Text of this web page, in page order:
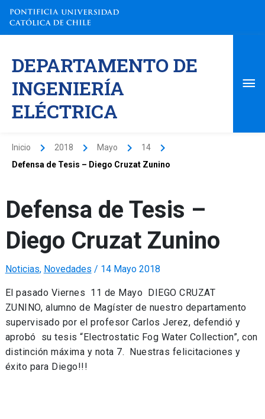
contenido
DEPARTAMENTO DE
INGENIERÍA
ELÉCTRICA
Inicio 2018 Mayo
14
Defensa de Tesis – Diego Cruzat Zunino
Defensa de Tesis –
Diego Cruzat Zunino
Noticias, Novedades / 14 Mayo 2018
El pasado Viernes 11 de Mayo DIEGO CRUZAT
ZUNINO, alumno de Magíster de nuestro departamento
supervisado por el profesor Carlos Jerez, defendió y
aprobó su tesis “Electrostatic Fog Water Collection”, con
distinción máxima y nota 7. Nuestras felicitaciones y
éxito para Diego!!!